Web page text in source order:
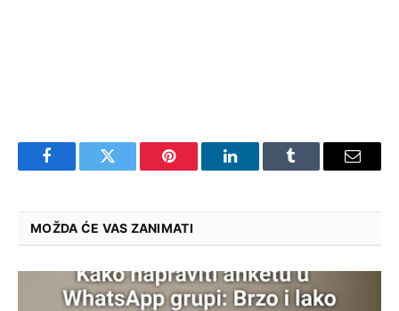
FacebookTwitter Pinterest LinkedInTumblr Email
MOŽDA ĆE VAS ZANIMATI